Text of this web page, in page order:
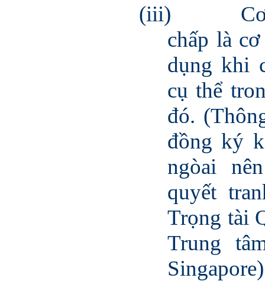
(iii)
chấp là
dụng khi
cụ thể
đó.
đồng ký
ngòai
quyết
Trọng tài
Trung
Singapore